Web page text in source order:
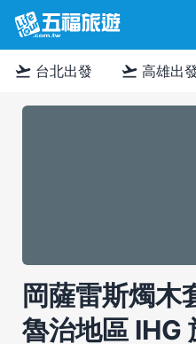
flight_takeoff 台北出發 flight_takeoff 高雄出
岡薩雷斯燭木
魯治地區 IHG